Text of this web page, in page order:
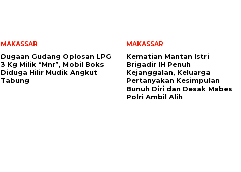
MAKASSAR
Dugaan Gudang Oplosan LPG
3 Kg Milik “Mnr”, Mobil Boks
Diduga Hilir Mudik Angkut
Tabung
MAKASSAR
Kematian Mantan Istri
Brigadir IH Penuh
Kejanggalan, Keluarga
Pertanyakan Kesimpulan
Bunuh Diri dan Desak Mabes
Polri Ambil Alih